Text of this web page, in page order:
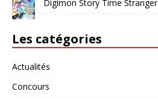
Digimon Story Time Stranger
Les catégories
Actualités
Concours